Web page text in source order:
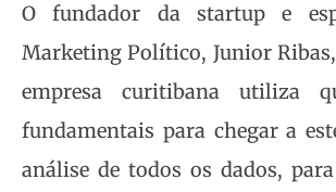
O fundador da startup e
Marketing Político, Junior
empresa curitibana utiliza
fundamentais para chegar a
análise de todos os dados,